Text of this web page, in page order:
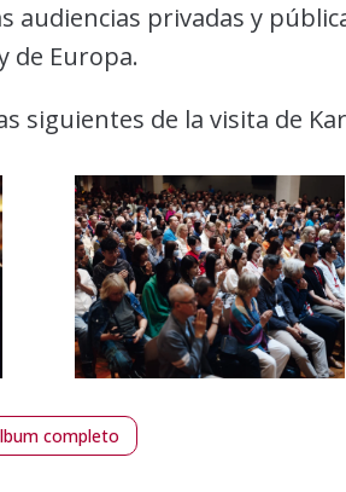
audiencias privadas y
de Europa.
siguientes de la visita de
completo